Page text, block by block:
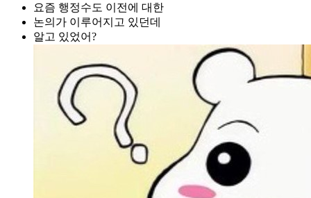
요즘 행정수도 이전에 대한
논의가 이루어지고 있던데
알고 있었어?